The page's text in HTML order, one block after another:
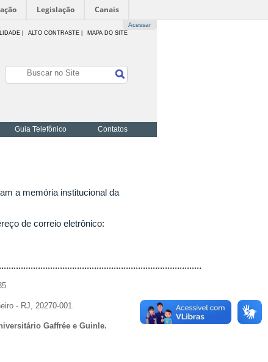
Legislação Canais
Acessar
ALTO CONTRASTE | MAPA DO SITE
Guia Telefônico Contatos
a memória institucional da
de correio eletrônico:
- RJ, 20270-001.
Gaffrée e Guinle.